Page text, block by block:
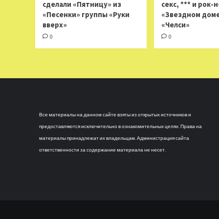
сделали «Пятницу» из
«Песенки» группы «Руки
вверх»
0
секс, *** и рок-
«Звездном
«Челси»
0
Все материалы на данном сайте взяты из открытых источников и
предоставляются исключительно в ознакомительных целях. Права на
материалы принадлежат их владельцам. Администрация сайта
ответственности за содержание материала не несет.